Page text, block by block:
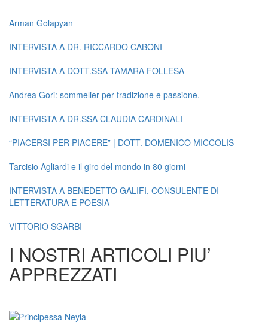
Arman Golapyan
INTERVISTA A DR. RICCARDO CABONI
INTERVISTA A DOTT.SSA TAMARA FOLLESA
Andrea Gori: sommelier per tradizione e passione.
INTERVISTA A DR.SSA CLAUDIA CARDINALI
“PIACERSI PER PIACERE” | DOTT. DOMENICO MICCOLIS
Tarcisio Agliardi e il giro del mondo in 80 giorni
INTERVISTA A BENEDETTO GALIFI, CONSULENTE DI
LETTERATURA E POESIA
VITTORIO SGARBI
I NOSTRI ARTICOLI PIU’
APPREZZATI